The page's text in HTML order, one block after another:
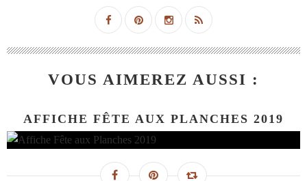
VOUS AIMEREZ AUSSI :
AFFICHE FÊTE AUX PLANCHES 2019